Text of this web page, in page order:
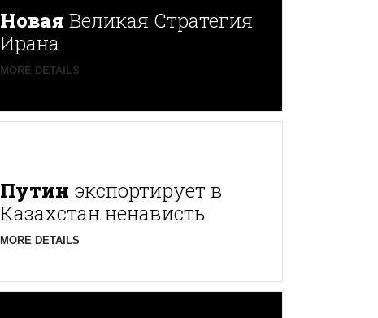
Новая Великая Стратегия
Ирана
MORE DETAILS
Путин экспортирует в
Казахстан ненависть
MORE DETAILS